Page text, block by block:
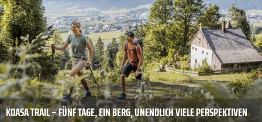
KOASA TRAIL – FÜNF TAGE, EIN BERG, UNENDLICH VIELE PERSPEKTIVEN